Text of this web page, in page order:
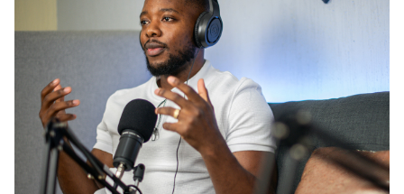
Heading 1
Heading 2
Heading 3
Heading 4